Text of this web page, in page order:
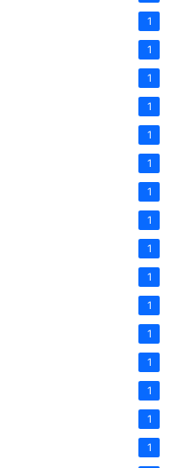
1
1
1
1
1
1
1
1
1
1
1
1
1
1
1
1